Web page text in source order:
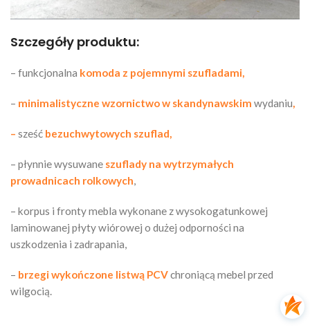
Szczegóły produktu:
– funkcjonalna komoda z pojemnymi szufladami,
– minimalistyczne wzornictwo w skandynawskim wydaniu,
– sześć bezuchwytowych szuflad,
– płynnie wysuwane szuflady na wytrzymałych
prowadnicach rolkowych,
– korpus i fronty mebla wykonane z wysokogatunkowej
laminowanej płyty wiórowej o dużej odporności na
uszkodzenia i zadrapania,
– brzegi wykończone listwą PCVchroniącą mebel przed
wilgocią.